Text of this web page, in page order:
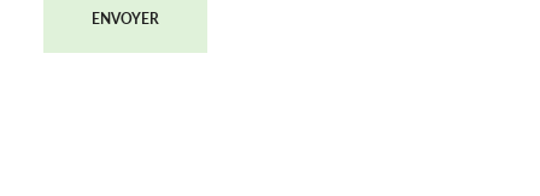
ENVOYER